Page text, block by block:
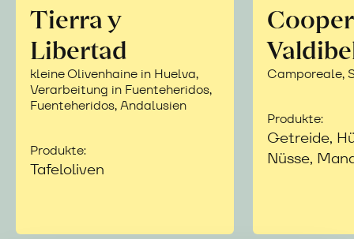
Tierra y
Libertad
kleine Olivenhaine in Huelva,
Verarbeitung in Fuenteheridos,
Fuenteheridos, Andalusien
Produkte:
Tafeloliven
Camporeale,
Produkte:
Getreide,
Nüsse,